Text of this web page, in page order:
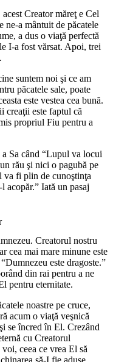
Creator măreţ e Cel
ne-a mântuit de păcatele
a dus o viaţă perfectă
I-a fost vărsat. Apoi, trei
suntem noi şi ce am
păcatele sale, poate
este vestea cea bună.
creaţii este faptul că
propriul Fiu pentru a
a Sa când “Lupul va locui
rău şi nici o pagubă pe
va fi plin de cunoştinţa
acopăr.” Iată un pasaj
Creatorul nostru
cea mai mare minune este
este dragoste.”
din rai pentru a ne
pentru eternitate.
noastre pe cruce,
acum o viaţă veşnică
se încred în El. Crezând
cu Creatorul
ceea ce vrea El să
să-I fie aduse